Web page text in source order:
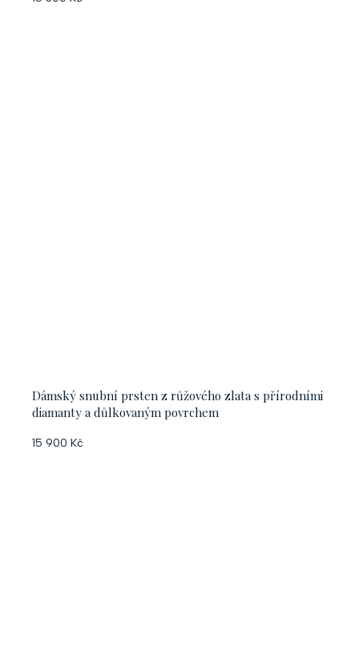
Dámský snubní prsten z růžového zlata s přírodními
diamanty a důlkovaným povrchem
15 900 Kč